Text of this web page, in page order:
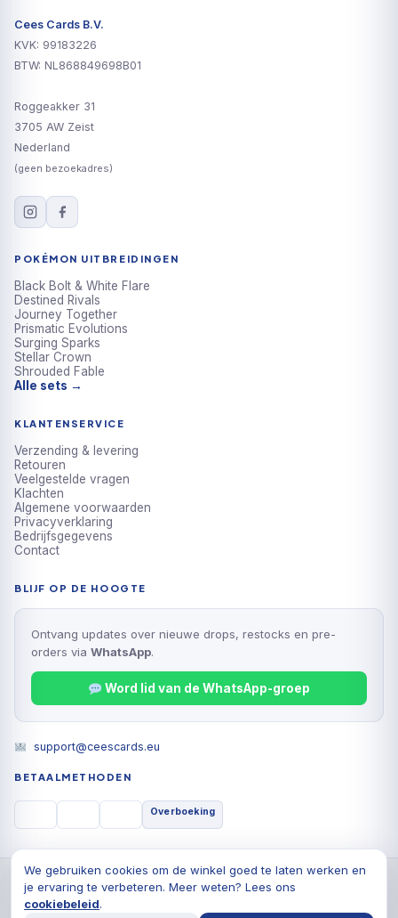
Cees Cards B.V.
KVK: 99183226
BTW: NL868849698B01
Roggeakker 31
3705 AW Zeist
Nederland
(geen bezoekadres)
POKÉMON UITBREIDINGEN
Black Bolt & White Flare
Destined Rivals
Journey Together
Prismatic Evolutions
Surging Sparks
Stellar Crown
Shrouded Fable
Alle sets →
KLANTENSERVICE
Verzending & levering
Retouren
Veelgestelde vragen
Klachten
Algemene voorwaarden
Privacyverklaring
Bedrijfsgegevens
Contact
BLIJF OP DE HOOGTE
Ontvang updates over nieuwe drops, restocks en pre-
orders via WhatsApp.
Word lid van de WhatsApp-groep
support@ceescards.eu
BETAALMETHODEN
Overboeking
© 2026 Cees Cards B.V., Alle rechten voorbehouden
PrivacyverklaringAlgemene voorwaarden Cookiebeleid
We gebruiken cookies om de winkel goed te laten werken en
je ervaring te verbeteren. Meer weten? Lees ons
cookiebeleid.